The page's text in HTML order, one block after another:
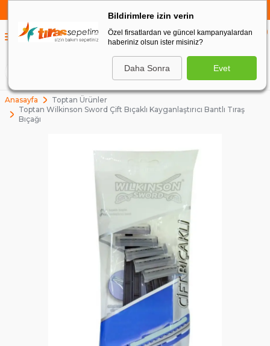
Anasayfa
Toptan Ürünler
Toptan Wilkinson Sword Çift Bıçaklı Kayganlaştırıcı Bantlı Tıraş
Bıçağı
Bildirimlere izin verin
Özel firsatlardan ve güncel kampanyalardan
haberiniz olsun ister misiniz?
Daha Sonra Evet